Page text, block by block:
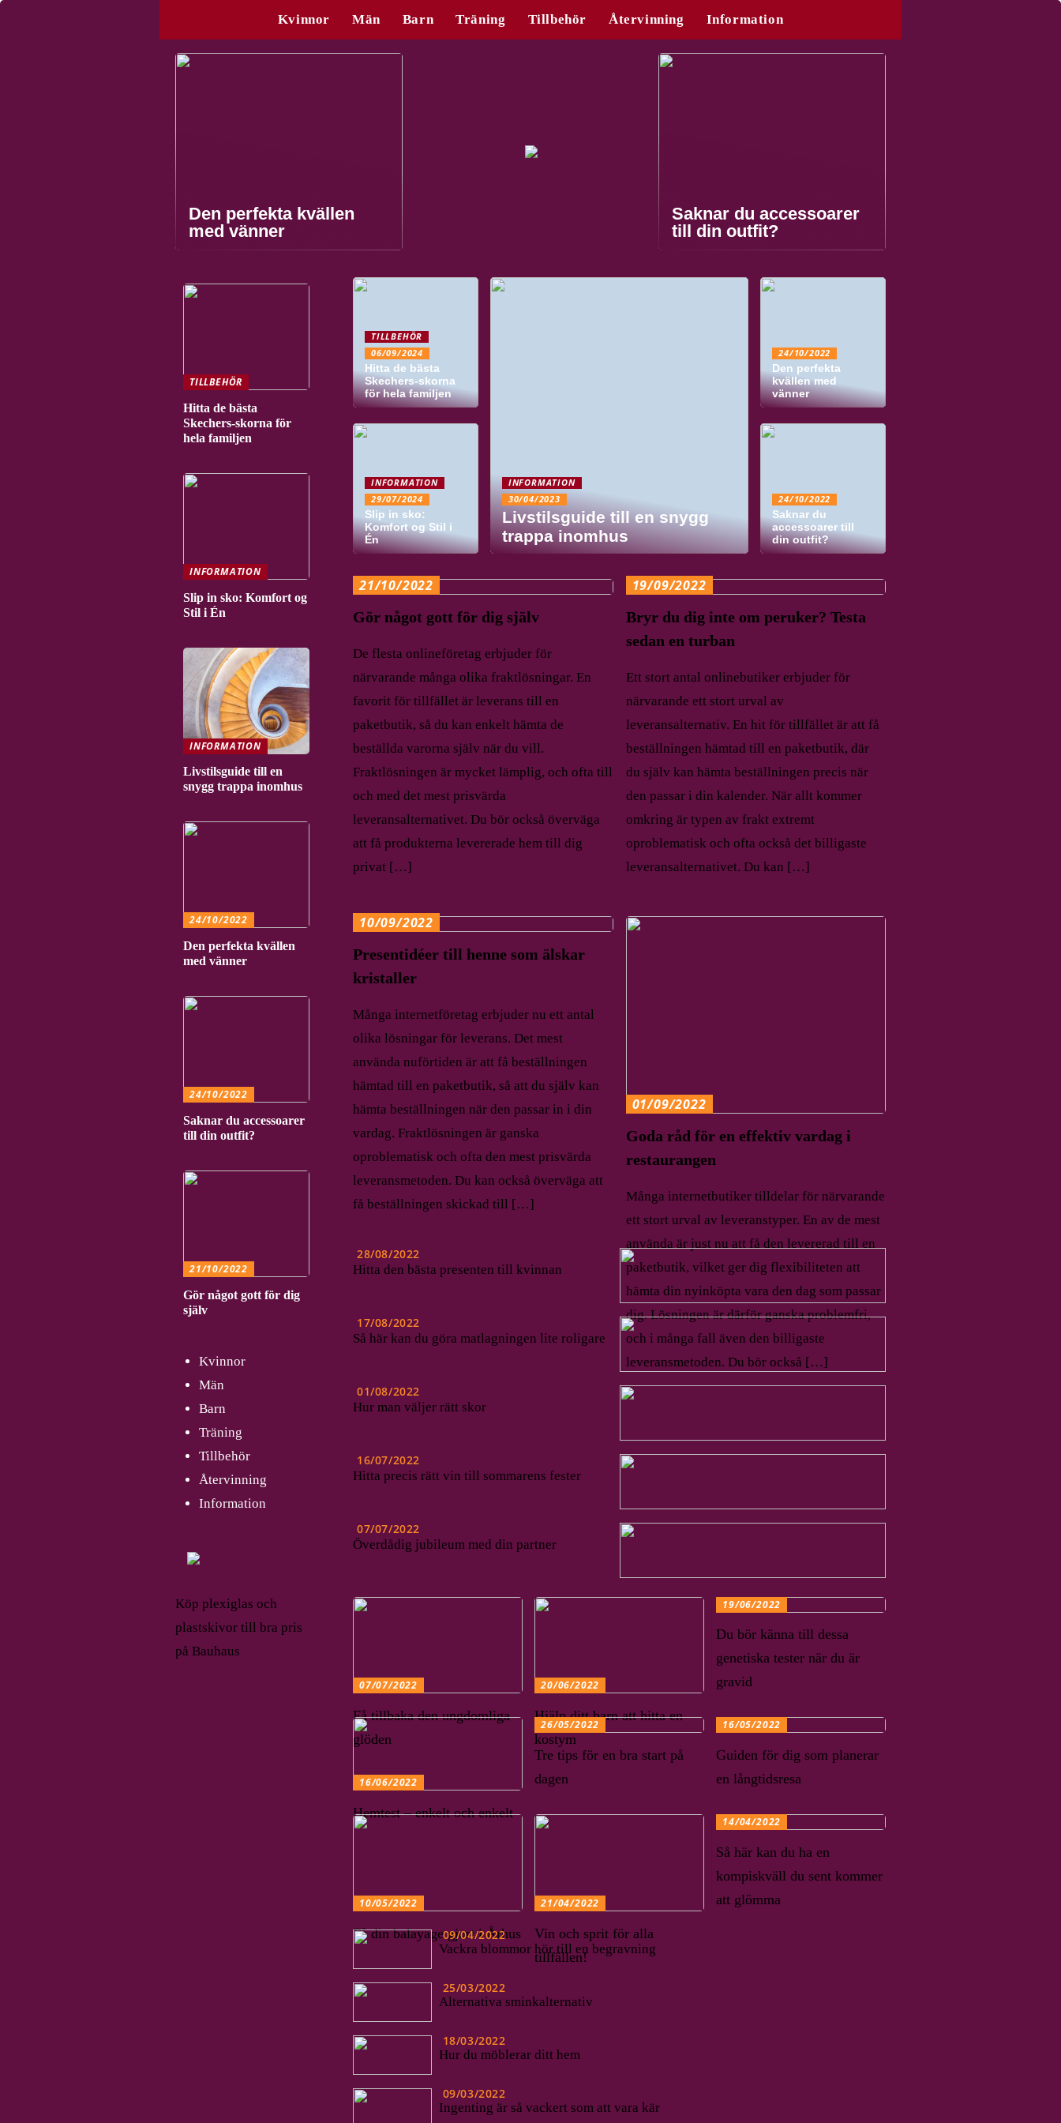
Kvinnor Män Barn Träning Tillbehör Återvinning Information
Den perfekta kvällen
med vänner
Saknar du accessoarer
till din outfit?
TILLBEHÖR
06/09/2024
Hitta de bästa
Skechers-skorna
för hela familjen
INFORMATION
29/07/2024
Slip in sko:
Komfort og Stil i
Én
INFORMATION
30/04/2023
Livstilsguide till en snygg
trappa inomhus
24/10/2022
Den perfekta
kvällen med
vänner
24/10/2022
Saknar du
accessoarer till
din outfit?
21/10/2022
Gör något gott för dig själv
De flesta onlineföretag erbjuder för
närvarande många olika fraktlösningar. En
favorit för tillfället är leverans till en
paketbutik, så du kan enkelt hämta de
beställda varorna själv när du vill.
Fraktlösningen är mycket lämplig, och ofta till
och med det mest prisvärda
leveransalternativet. Du bör också överväga
att få produkterna levererade hem till dig
privat […]
19/09/2022
Bryr du dig inte om peruker? Testa
sedan en turban
Ett stort antal onlinebutiker erbjuder för
närvarande ett stort urval av
leveransalternativ. En hit för tillfället är att få
beställningen hämtad till en paketbutik, där
du själv kan hämta beställningen precis när
den passar i din kalender. När allt kommer
omkring är typen av frakt extremt
oproblematisk och ofta också det billigaste
leveransalternativet. Du kan […]
10/09/2022
Presentidéer till henne som älskar
kristaller
Många internetföretag erbjuder nu ett antal
olika lösningar för leverans. Det mest
använda nuförtiden är att få beställningen
hämtad till en paketbutik, så att du själv kan
hämta beställningen när den passar in i din
vardag. Fraktlösningen är ganska
oproblematisk och ofta den mest prisvärda
leveransmetoden. Du kan också överväga att
få beställningen skickad till […]
01/09/2022
Goda råd för en effektiv vardag i
restaurangen
Många internetbutiker tilldelar för närvarande
ett stort urval av leveranstyper. En av de mest
använda är just nu att få den levererad till en
paketbutik, vilket ger dig flexibiliteten att
hämta din nyinköpta vara den dag som passar
dig. Lösningen är därför ganska problemfri,
och i många fall även den billigaste
leveransmetoden. Du bör också […]
28/08/2022
Hitta den bästa presenten till kvinnan
17/08/2022
Så här kan du göra matlagningen lite roligare
01/08/2022
Hur man väljer rätt skor
16/07/2022
Hitta precis rätt vin till sommarens fester
07/07/2022
Överdådig jubileum med din partner
07/07/2022
Få tillbaka den ungdomliga
glöden
20/06/2022
Hjälp ditt barn att hitta en
kostym
19/06/2022
Du bör känna till dessa
genetiska tester när du är
gravid
16/06/2022
Hemtest – enkelt och enkelt
26/05/2022
Tre tips för en bra start på
dagen
16/05/2022
Guiden för dig som planerar
en långtidsresa
10/05/2022
Få din balayage gjort i Århus
21/04/2022
Vin och sprit för alla
tillfällen!
14/04/2022
Så här kan du ha en
kompiskväll du sent kommer
att glömma
09/04/2022
Vackra blommor hör till en begravning
25/03/2022
Alternativa sminkalternativ
18/03/2022
Hur du möblerar ditt hem
09/03/2022
Ingenting är så vackert som att vara kär
TILLBEHÖR
Hitta de bästa
Skechers-skorna för
hela familjen
INFORMATION
Slip in sko: Komfort og
Stil i Én
INFORMATION
Livstilsguide till en
snygg trappa inomhus
24/10/2022
Den perfekta kvällen
med vänner
24/10/2022
Saknar du accessoarer
till din outfit?
21/10/2022
Gör något gott för dig
själv
Kvinnor
Män
Barn
Träning
Tillbehör
Återvinning
Information
Köp plexiglas och
plastskivor till bra pris
på Bauhaus